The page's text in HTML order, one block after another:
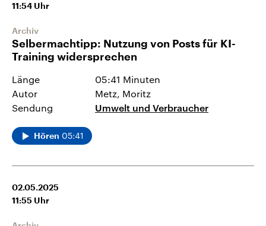
11:54 Uhr
Archiv
Selbermachtipp: Nutzung von Posts für KI-
Training widersprechen
Länge
05:41 Minuten
Autor
Metz, Moritz
Sendung
Umwelt und Verbraucher
Hören 05:41
02.05.2025
11:55 Uhr